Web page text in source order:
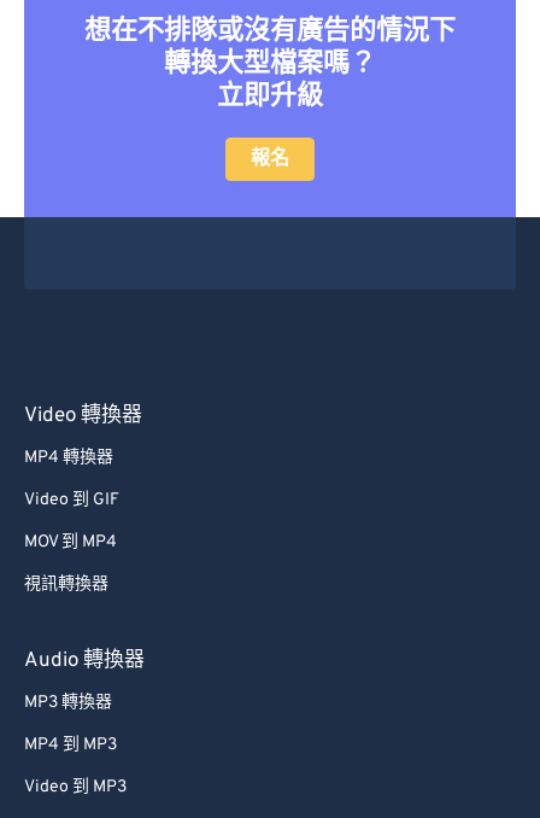
想在不排隊或沒有廣告的情況下
轉換大型檔案嗎？
立即升級
報名
Video 轉換器
MP4 轉換器
Video 到 GIF
MOV 到 MP4
視訊轉換器
Audio 轉換器
MP3 轉換器
MP4 到 MP3
Video 到 MP3